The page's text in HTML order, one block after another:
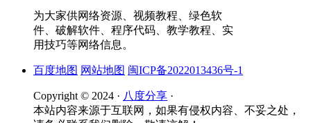
为大家供网络资源、视频教程、绿色软
件、破解软件、程序代码、教学教程、实
用技巧等网络信息。
百度地图 网站地图 闽ICP备2022013436号-1
Copyright © 2024 · 八度分享 ·
本站内容来源于互联网，如果有侵权内容、不妥之处，